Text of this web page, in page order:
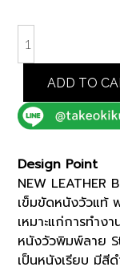
NEW
(K8102996)
quantity
ADD TO
Design Point
NEW LEATHER
เข็มขัดหนังวัวแท้
เหมาะแก่การทำง
หนังวัวพิมพ์ลาย
เป็นหนังเรียบ มีสี